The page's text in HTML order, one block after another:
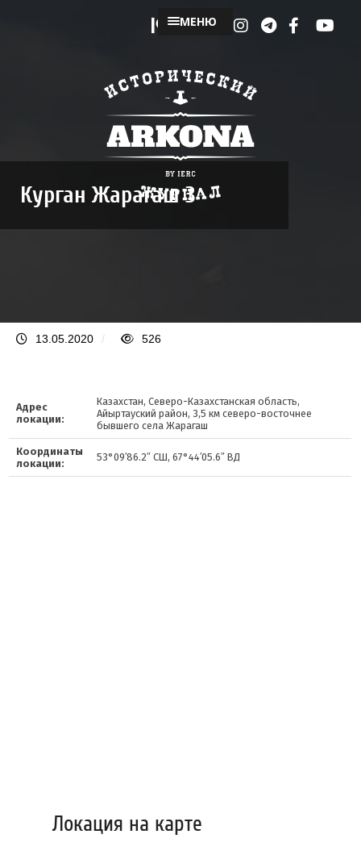
МЕНЮ
Курган Жарагаш 3
13.05.2020 / 526
Адрес
локации:
Казахстан, Северо-Казахстанская область,
Айыртауский район, 3,5 км северо-восточнее
бывшего села Жарагаш
Координаты
локации:
53°09′86.2″ СШ, 67°44′05.6″ ВД
Локация на карте